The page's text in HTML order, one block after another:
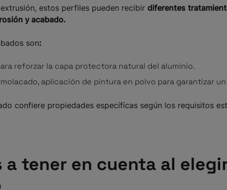
estos perfiles pueden recibirdiferentes
y acabado.
son:
reforzar la capa protectora natural del aluminio.
aplicación de pintura en polvo para garantizar
confiere propiedades específicas según los requisitos
a tener en cuenta al